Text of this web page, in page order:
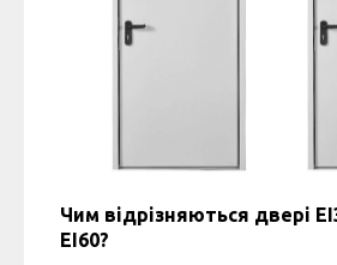
Чим відрізняються двері
EI60?